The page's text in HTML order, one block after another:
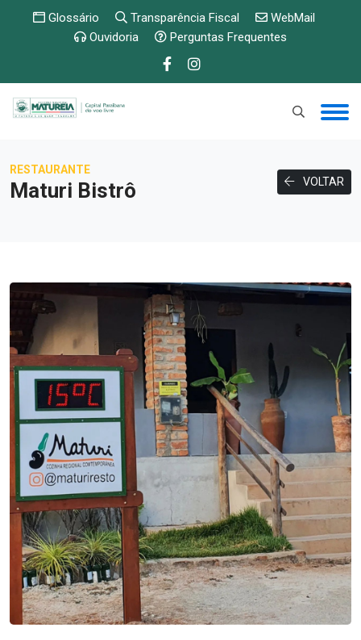
Glossário Transparência Fiscal
WebMail
Ouvidoria
Perguntas Frequentes
RESTAURANTE
Maturi Bistrô VOLTAR